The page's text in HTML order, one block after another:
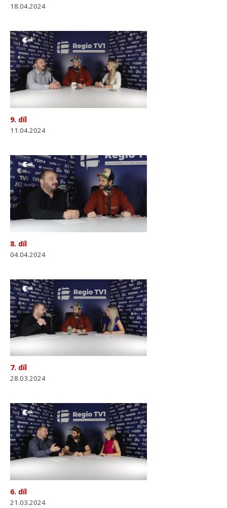
18.04.2024
9. díl
11.04.2024
8. díl
04.04.2024
7. díl
28.03.2024
6. díl
21.03.2024